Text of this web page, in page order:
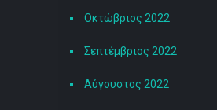
Οκτώβριος 2022
Σεπτέμβριος 2022
Αύγουστος 2022